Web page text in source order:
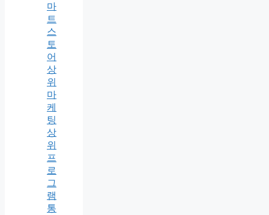
마
트
스
토
어
상
위
마
케
팅
상
위
프
로
그
램
통